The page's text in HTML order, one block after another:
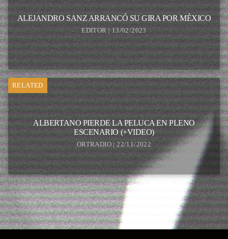
ALEJANDRO SANZ ARRANCÓ SU GIRA POR MÉXICO
EDITOR | 13/02/2023
RELATED
ALBERTANO PIERDE LA PELUCA EN PLENO
ESCENARIO (+VIDEO)
ORTRADIO | 22/11/2022